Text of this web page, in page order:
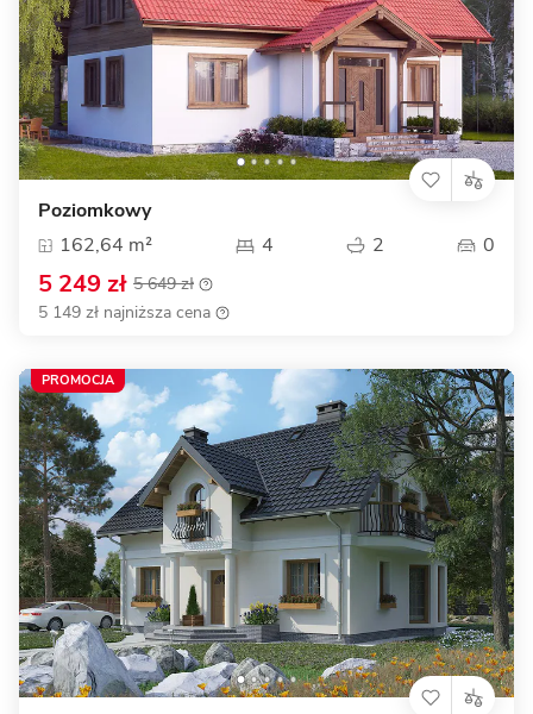
Poziomkowy
162,64 m²
4 2 0
5 249 zł 5 649 zł
5 149 zł najniższa cena
PROMOCJA